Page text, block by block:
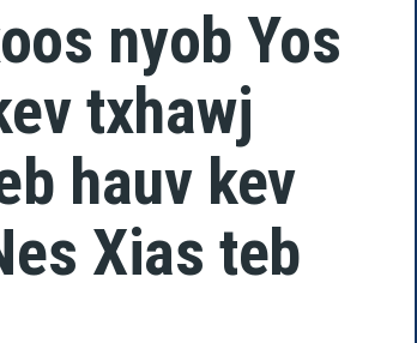
nyob Yos
txhawj
hauv kev
Xias teb